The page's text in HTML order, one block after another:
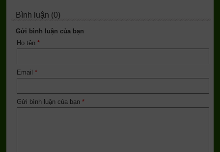
Bình luận (0)
Gửi bình luận của bạn
Họ tên *
Email *
Gửi bình luận của bạn *